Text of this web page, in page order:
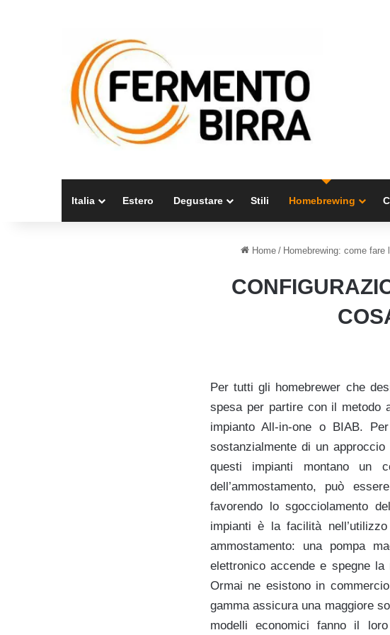
Italia Estero Degustare Stili Homebrewing
Home / Homebrewing: come fare
Per tutti gli homebrewer che
spesa per partire con il metodo
impianto All-in-one o BIAB.
sostanzialmente di un approccio
questi impianti montano un
dell’ammostamento, può
favorendo lo sgocciolamento
impianti è la facilità
ammostamento: una pompa
elettronico accende e spegne
Ormai ne esistono in
gamma assicura una maggiore
modelli economici fanno il